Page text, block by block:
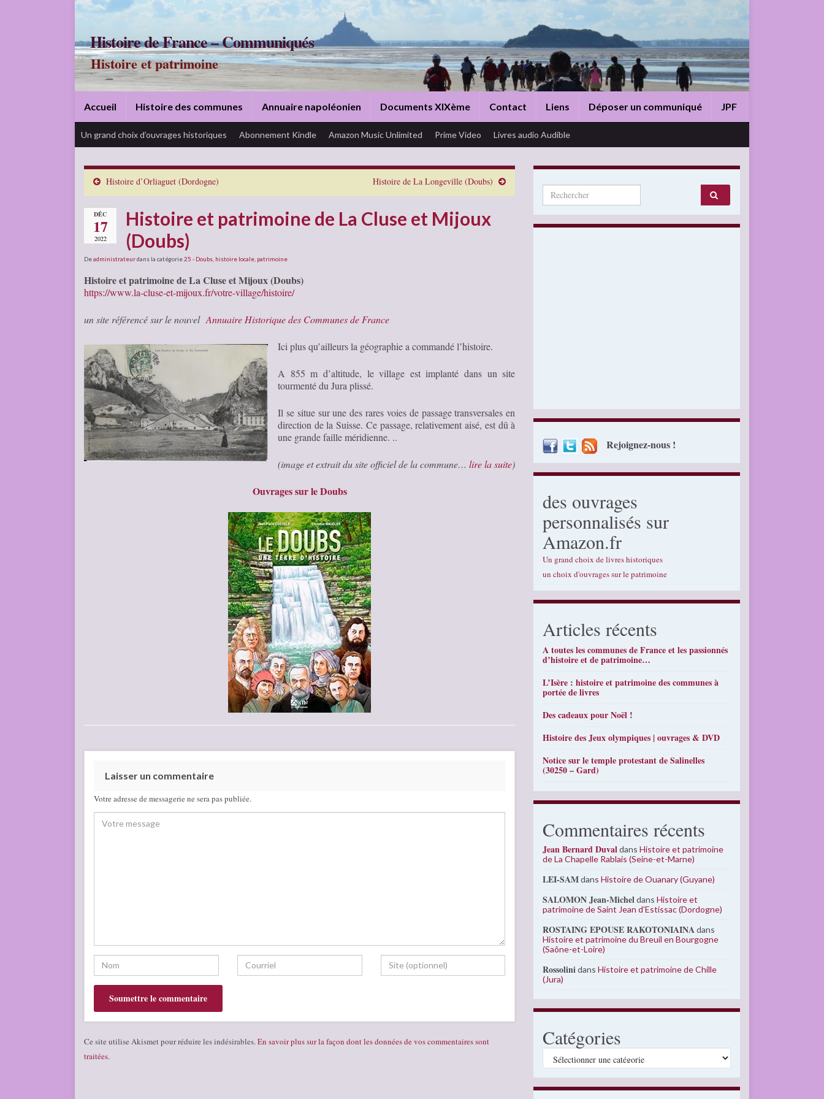
Histoire de France – Communiqués
Histoire et patrimoine
Accueil Histoire des communes Annuaire napoléonien Documents XIXème Contact Liens Déposer un communiqué JPF
Un grand choix d’ouvrages historiques Abonnement Kindle Amazon Music Unlimited Prime Video Livres audio Audible
Histoire d’Orliaguet (Dordogne) Histoire de La Longeville (Doubs)
DÉC
17
2022
Histoire et patrimoine de La Cluse et Mijoux
(Doubs)
Deadministrateurdans la catégorie25 - Doubs histoire locale patrimoine
Histoire et patrimoine de La Cluse et Mijoux (Doubs)
https://www.la-cluse-et-mijoux.fr/votre-village/histoire/
un site référencé sur le nouvel Annuaire Historique des Communes de France
Ici plus qu’ailleurs la géographie a commandé l’histoire.
A 855 m d’altitude, le village est implanté dans un site
tourmenté du Jura plissé.
Il se situe sur une des rares voies de passage transversales en
direction de la Suisse. Ce passage, relativement aisé, est dû à
une grande faille méridienne. ..
(image et extrait du site officiel de la commune… lire la suite)
Ouvrages sur le Doubs
Laisser un commentaire
Votre adresse de messagerie ne sera pas publiée.
Ce site utilise Akismet pour réduire les indésirables. En savoir plus sur la façon dont les données de vos commentaires sont
traitées.
Search for:
Rejoignez-nous !
des ouvrages
personnalisés sur
Amazon.fr
Un grand choix de livres historiques
un choix d'ouvrages sur le patrimoine
Articles récents
A toutes les communes de France et les passionnés
d’histoire et de patrimoine…
L’Isère : histoire et patrimoine des communes à
portée de livres
Des cadeaux pour Noël !
Histoire des Jeux olympiques | ouvrages & DVD
Notice sur le temple protestant de Salinelles
(30250 – Gard)
Commentaires récents
Jean Bernard DuvaldansHistoire et patrimoine
de La Chapelle Rablais (Seine-et-Marne)
LEI-SAMdansHistoire de Ouanary (Guyane)
SALOMON Jean-MicheldansHistoire et
patrimoine de Saint Jean d’Estissac (Dordogne)
ROSTAING EPOUSE RAKOTONIAINAdans
Histoire et patrimoine du Breuil en Bourgogne
(Saône-et-Loire)
RossolinidansHistoire et patrimoine de Chille
(Jura)
Catégories
Catégories